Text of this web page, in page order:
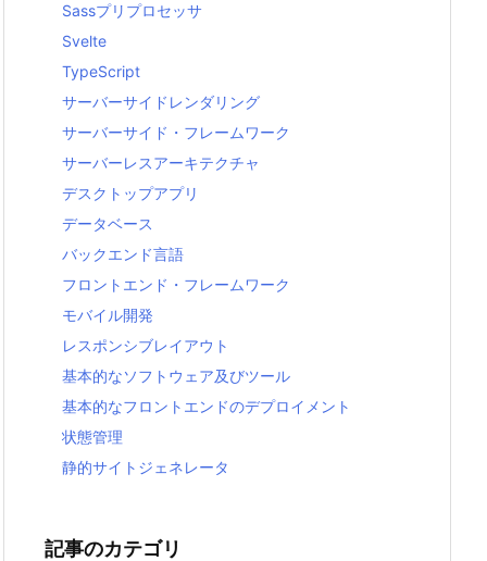
Sassプリプロセッサ
Svelte
TypeScript
サーバーサイドレンダリング
サーバーサイド・フレームワーク
サーバーレスアーキテクチャ
デスクトップアプリ
データベース
バックエンド言語
フロントエンド・フレームワーク
モバイル開発
レスポンシブレイアウト
基本的なソフトウェア及びツール
基本的なフロントエンドのデプロイメント
状態管理
静的サイトジェネレータ
記事のカテゴリ